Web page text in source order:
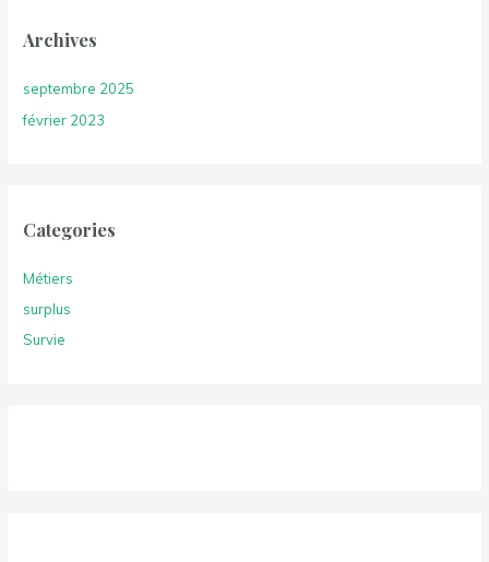
Archives
septembre 2025
février 2023
Categories
Métiers
surplus
Survie